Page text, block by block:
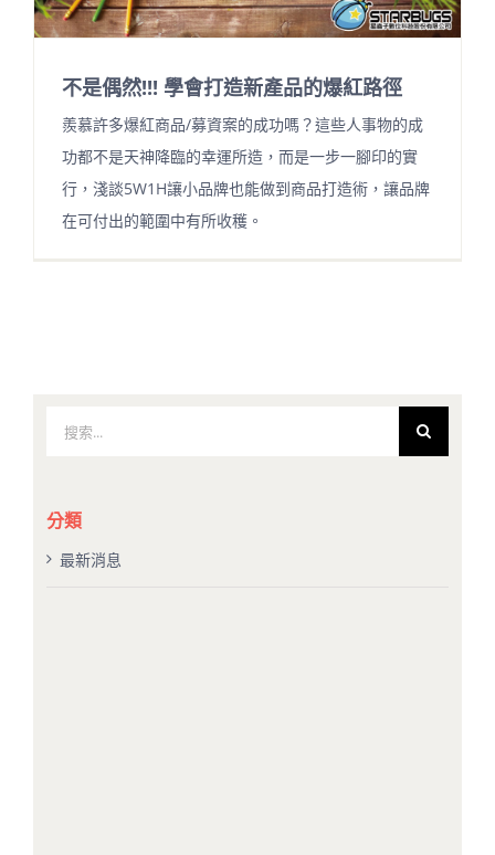
不是偶然!!! 學會打造新產品的爆紅路徑
羨慕許多爆紅商品/募資案的成功嗎？這些人事物的成
功都不是天神降臨的幸運所造，而是一步一腳印的實
行，淺談5W1H讓小品牌也能做到商品打造術，讓品牌
在可付出的範圍中有所收穫。
果：
分類
最新消息